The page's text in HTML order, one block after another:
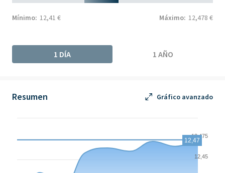
Mínimo: 12,41 € Máximo: 12,478 €
1 DÍA 1 AÑO
Resumen Gráfico avanzado
Chart
Chart with 9 data points.
The chart has 1 X axis displaying Time. Data ranges from
The chart has 1 Y axis displaying values. Data ranges from
12,45
12,475
12,47